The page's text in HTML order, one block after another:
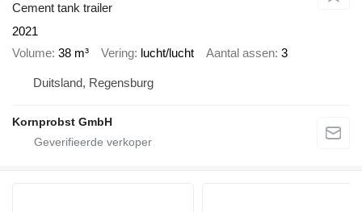
Cement tank trailer
2021
Volume 38 m³ Vering lucht/lucht Aantal assen 3
Duitsland, Regensburg
Kornprobst GmbH